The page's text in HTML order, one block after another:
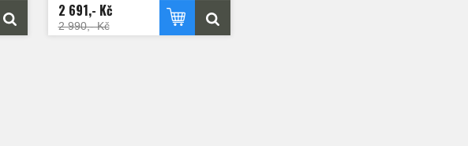
2 691,- Kč
2 990,- Kč